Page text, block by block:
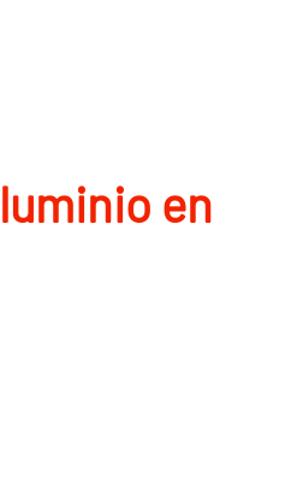
en